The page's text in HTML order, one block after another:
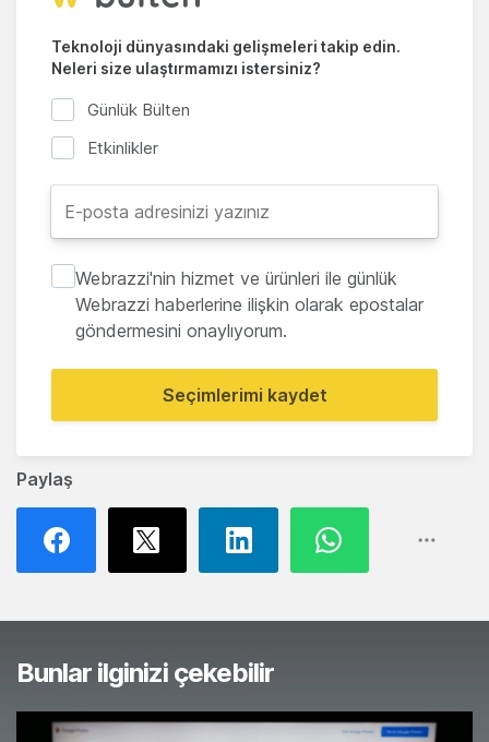
Paylaş
Teknoloji dünyasındaki gelişmeleri takip edin.
Neleri size ulaştırmamızı istersiniz?
Günlük Bülten
Etkinlikler
Webrazzi'nin hizmet ve ürünleri ile günlük
Webrazzi haberlerine ilişkin olarak epostalar
göndermesini onaylıyorum.
Seçimlerimi kaydet
Bunlar ilginizi çekebilir